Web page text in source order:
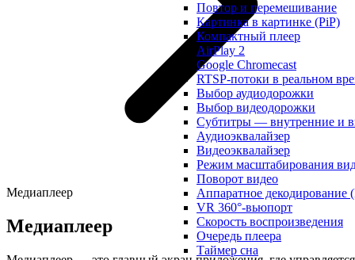
Повтор и перемешивание
Картинка в картинке (PiP)
Компактный плеер
AirPlay 2
Google Chromecast
RTSP-потоки в реальном
Выбор аудиодорожки
Выбор видеодорожки
Субтитры — внутренние и
Аудиоэквалайзер
Видеоэквалайзер
Режим масштабирования
Поворот видео
Аппаратное декодирование
VR 360°-вьюпорт
Скорость воспроизведения
Очередь плеера
Таймер сна
Медиаплеер
Медиаплеер